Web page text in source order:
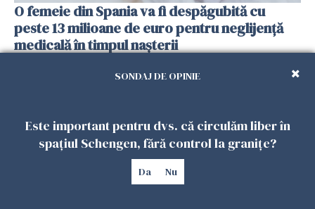
O femeie din Spania va fi despăgubită cu
peste 13 milioane de euro pentru neglijenţă
medicală în timpul naşterii
SONDAJ DE OPINIE
Este important pentru dvs. că circulăm liber în
spațiul Schengen, fără control la granițe?
Da Nu